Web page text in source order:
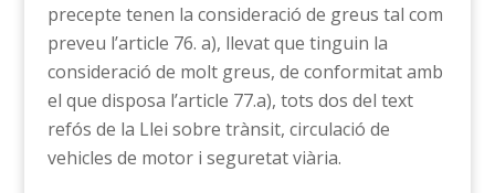
precepte tenen la consideració de greus tal com
preveu l’article 76. a), llevat que tinguin la
consideració de molt greus, de conformitat amb
el que disposa l’article 77.a), tots dos del text
refós de la Llei sobre trànsit, circulació de
vehicles de motor i seguretat viària.